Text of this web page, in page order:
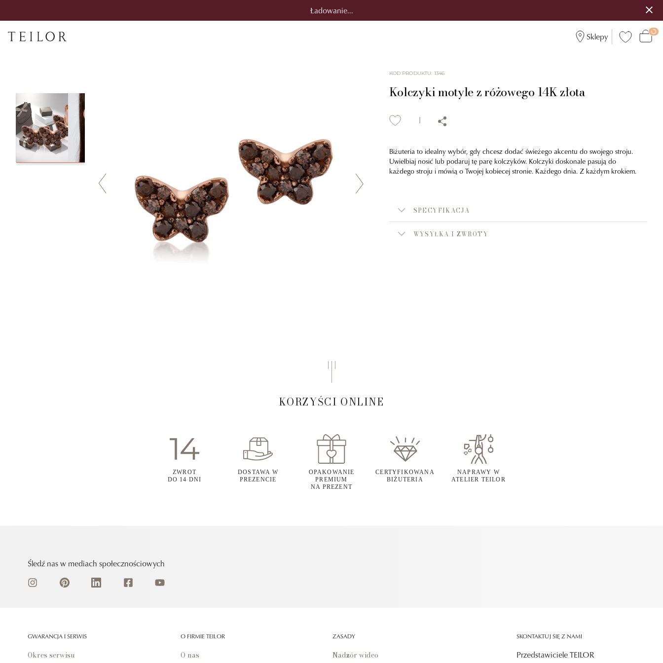
Ładowanie...
Sklepy
KOD PRODUKTU: 1346
Kolczyki motyle z różowego 14K złota
Biżuteria to idealny wybór, gdy chcesz dodać świeżego akcentu do swojego stroju.
Uwielbiaj nosić lub podaruj tę parę kolczyków. Kolczyki doskonale pasują do
każdego stroju i mówią o Twojej kobiecej stronie. Każdego dnia. Z każdym krokiem.
SPECYFIKACJA
WYSYŁKA I ZWROTY
KORZYŚCI ONLINE
ZWROT
DO 14 DNI
DOSTAWA W
PREZENCIE
OPAKOWANIE
PREMIUM
NA PREZENT
CERTYFIKOWANA
BIŻUTERIA
NAPRAWY W
ATELIER TEILOR
Śledź nas w mediach społecznościowych
GWARANCJA I SERWIS
Okres serwisu
O FIRMIE TEILOR
O nas
ZASADY
Nadzór wideo
SKONTAKTUJ SIĘ Z NAMI
Przedstawiciele TEILOR